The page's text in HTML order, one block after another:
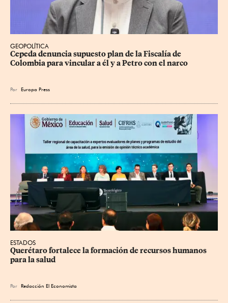
GEOPOLÍTICA
Cepeda denuncia supuesto plan de la Fiscalía de
Colombia para vincular a él y a Petro con el narco
Por Europa Press
ESTADOS
Querétaro fortalece la formación de recursos humanos
para la salud
Por Redacción El Economista